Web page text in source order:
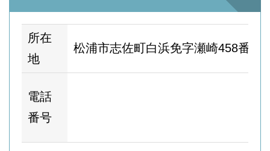
所在
地
松浦市志佐町白浜免字瀬崎458番地1
電話
番号